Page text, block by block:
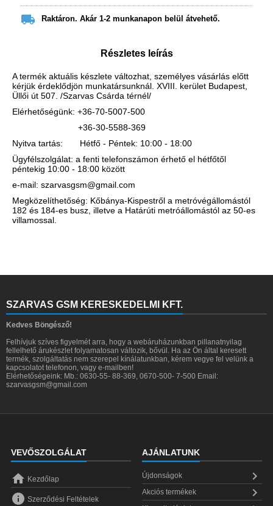
 Raktáron. Akár 1-2 munkanapon belül átvehető.
Részletes leírás
A termék aktuális készlete változhat, személyes vásárlás előtt
kérjük érdeklődjön munkatársunknál. XVIII. kerület Budapest,
Üllői út 507. /Szarvas Csárda térnél/
Elérhetőségünk: +36-70-5007-500
+36-30-5588-369
Nyitva tartás: Hétfő - Péntek: 10:00 - 18:00
Ügyfélszolgálat: a fenti telefonszámon érhető el hétfőtől
péntekig 10:00 - 18:00 között
e-mail: szarvasgsm@gmail.com
Megközelíthetőség: Kőbánya-Kispestről a metróvégállomástól
182 és 184-es busz, illetve a Határúti metróállomástól az 50-es
villamossal.
SZARVAS GSM KERESKEDELMI KFT.
Kedves Böngésző!
Felhívjuk szíves figyelmét arra, hogy a webáruházunkban pillanatnyilag
fellelhető árukészlet folyamatosan változik, bővül. Ha az Ön által keresett
termék, szolgáltatás nem szerepel kínálatunkban, kérem vegye fel velünk a
kapcsolatot telefonon, vagy e-mailben!
Elérhetőségeink: Mb.: 0630-55- 88-369, 0670-500- 7-500 Email:
szarvasgsm@gmail.com
VEVŐSZOLGÁLAT
 Kezdőlap
 Szerződési Feltételek
AJÁNLATUNK
Újdonságok 
Akciós termékek 